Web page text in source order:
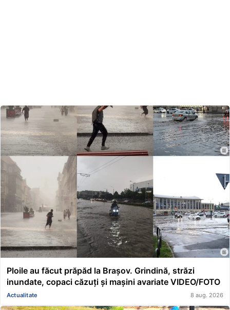
Ploile au făcut prăpăd la Brașov. Grindină, străzi
inundate, copaci căzuți și mașini avariate VIDEO/FOTO
Actualitate 8 aug. 2026